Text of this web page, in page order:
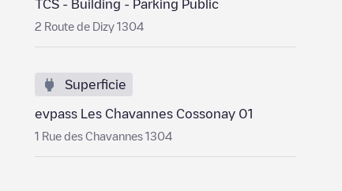
TCS - Building - Parking Public
2 Route de Dizy 1304
Superficie
evpass Les Chavannes Cossonay 01
1 Rue des Chavannes 1304